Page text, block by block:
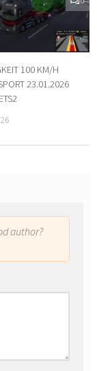
100 KM/H
23.01.2026
author?